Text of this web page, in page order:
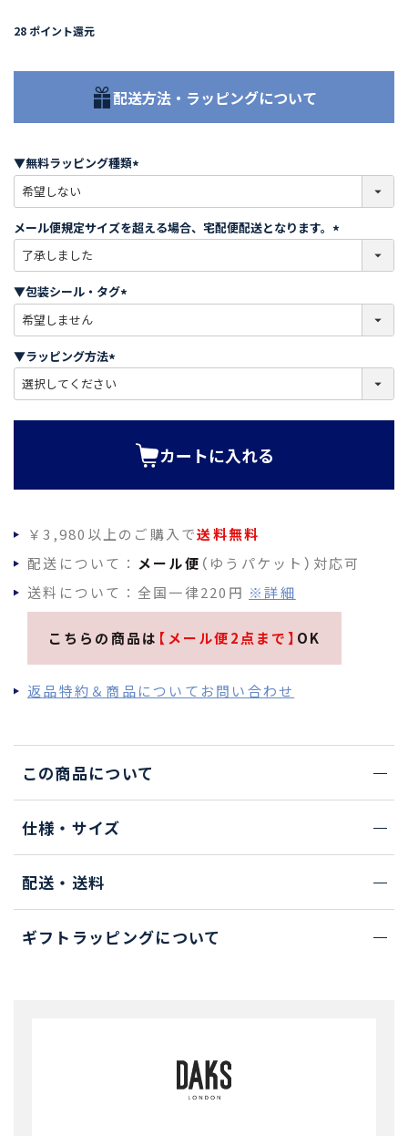
28 ポイント還元
配送方法・ラッピングについて
▼無料ラッピング種類
必
須
)
メール便規定サイズを超える場合、宅配便配送となります。
必
)
▼包装シール・タグ
必
)
▼ラッピング方法
必
カートに入れる
￥3,980以上のご購入で送料無料
配送について： メール便 （ゆうパケット）対応可
送料について：全国一律220円 ※詳細
こちらの商品は 【メール便2点まで】 OK
返品特約＆商品についてお問い合わせ
この商品について
仕様・サイズ
配送・送料
ギフトラッピングについて